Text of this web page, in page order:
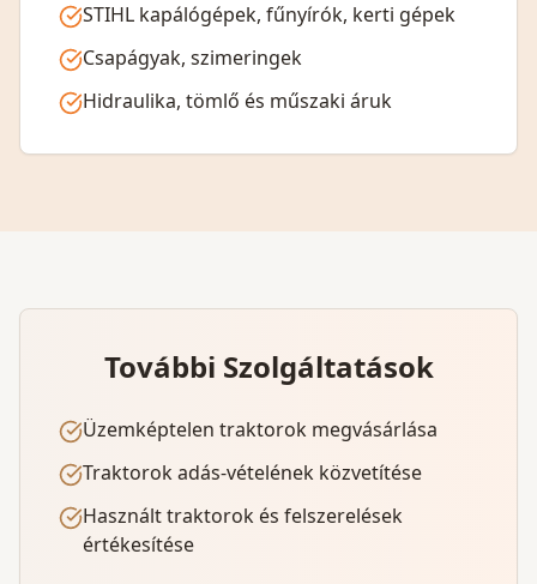
STIHL kapálógépek, fűnyírók, kerti gépek
Csapágyak, szimeringek
Hidraulika, tömlő és műszaki áruk
További Szolgáltatások
Üzemképtelen traktorok megvásárlása
Traktorok adás-vételének közvetítése
Használt traktorok és felszerelések
értékesítése